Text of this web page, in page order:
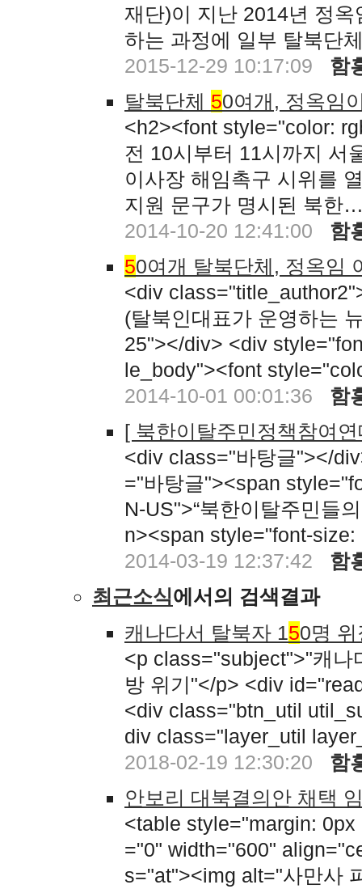
재단)이 지난 2014년 정
하는 과정에 일부 탈북단
2015-12-29 10:17:09
함
탈북단체 50여개, 정옥임
<h2><font style="color:
전 10시부터 11시까지 서
이사장 해임촉구 시위를
지원 문구가 명시된 북한
2014-10-20 12:41:00
함
50여개 탈북단체, 정옥임
<div
(탈북인대표가 운영하는
25"></div> <div
le_body"><font
2014-10-01 00:01:36
함
[ 북한이탈주민정책참여
<div class="바탕글"></
="바탕글"><span
N-US">“북한이탈주민들
n><span style="font-
2014-03-19 12:37:42
함
최근소식에서의 검색결과
캐나다서 탈북자 150명
<p class="subject">"캐나
방 위기"</p> <div
<div class="btn_util
div class="layer_util
2018-02-19 12:30:20
함
안보리 대북결의안 채택
<table style="margin:
="0" width="600"
s="at"><img alt="사만사